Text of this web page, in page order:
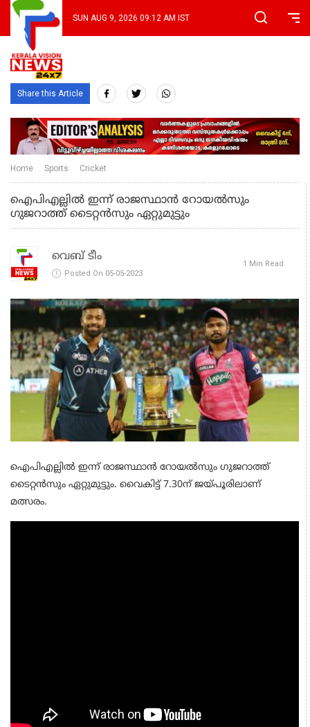
SUN AUG 9, 2026 09:12 AM IST
Share this Article
Home Sports Cricket
ഐപിഎല്ലില്‍ ഇന്ന് രാജസ്ഥാന്‍ റോയല്‍സും
ഗുജറാത്ത് ടൈറ്റന്‍സും ഏറ്റുമുട്ടും
വെബ് ടീം
Posted On 05-05-2023
1 Min Read
ഐപിഎല്ലില്‍ ഇന്ന് രാജസ്ഥാന്‍ റോയല്‍സും ഗുജറാത്ത്
ടൈറ്റന്‍സും ഏറ്റുമുട്ടും. വൈകിട്ട് 7.30ന് ജയ്പൂരിലാണ്
മത്സരം.